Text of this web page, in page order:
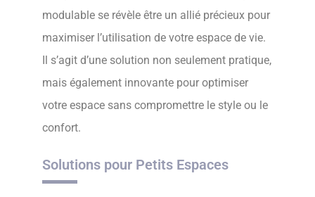
modulable se révèle être un allié précieux pour
maximiser l’utilisation de votre espace de vie.
Il s’agit d’une solution non seulement pratique,
mais également innovante pour optimiser
votre espace sans compromettre le style ou le
confort.
Solutions pour Petits Espaces